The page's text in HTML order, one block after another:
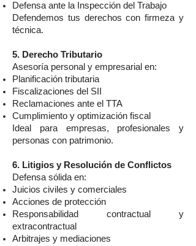
Defensa ante la Inspección del Trabajo
Defendemos tus derechos con firmeza y
técnica.
5. Derecho Tributario
Asesoría personal y empresarial en:
Planificación tributaria
Fiscalizaciones del SII
Reclamaciones ante el TTA
Cumplimiento y optimización fiscal
Ideal para empresas, profesionales y
personas con patrimonio.
6. Litigios y Resolución de Conflictos
Defensa sólida en:
Juicios civiles y comerciales
Acciones de protección
Responsabilidad contractual y
extracontractual
Arbitrajes y mediaciones